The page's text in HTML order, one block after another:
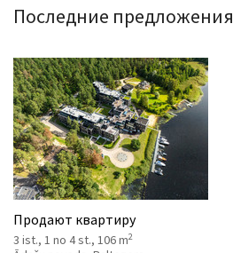
Последние предложения
Продают квартиру
3 ist., 1 no 4 st., 106 m2